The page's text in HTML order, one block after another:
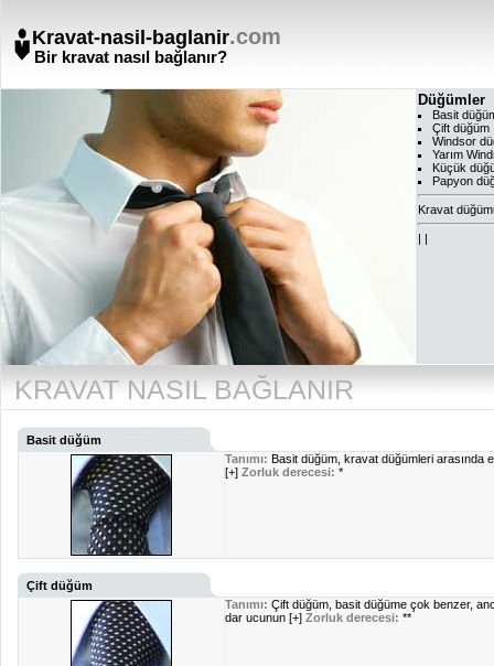
Kravat-nasil-baglanir.com
Bir kravat nasıl bağlanır?
Düğümler
Basit
Çift düğüm
Windsor
Yarım
Küçük
Papyon
Kravat
| |
KRAVAT NASIL BAĞLANIR
Basit düğüm
Tanımı: Basit düğüm, kravat düğümleri arasında
[+] Zorluk derecesi: *
Çift düğüm
Tanımı: Çift düğüm, basit düğüme çok benzer,
dar ucunun [+] Zorluk derecesi: **